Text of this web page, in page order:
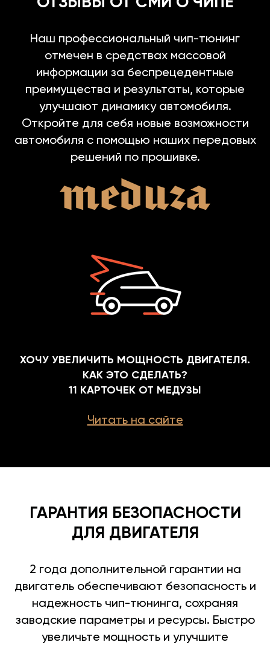
Наш профессиональный чип-тюнинг
отмечен в средствах массовой
информации за беспрецедентные
преимущества и результаты, которые
улучшают динамику автомобиля.
Откройте для себя новые возможности
автомобиля с помощью наших передовых
решений по прошивке.
ХОЧУ УВЕЛИЧИТЬ МОЩНОСТЬ ДВИГАТЕЛЯ.
КАК ЭТО СДЕЛАТЬ?
11 КАРТОЧЕК ОТ МЕДУЗЫ
Читать на сайте
ГАРАНТИЯ БЕЗОПАСНОСТИ
ДЛЯ ДВИГАТЕЛЯ
2 года дополнительной гарантии на
двигатель обеспечивают безопасность и
надежность чип-тюнинга, сохраняя
заводские параметры и ресурсы. Быстро
увеличьте мощность и улучшите